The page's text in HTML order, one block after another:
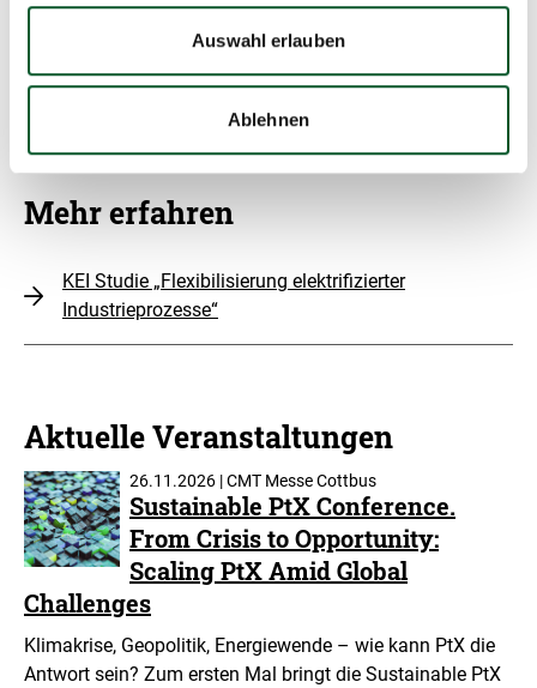
Auswahl erlauben
Ablehnen
E-Mail schreiben
Mehr erfahren
KEI Studie „Flexibilisierung elektrifizierter
Industrieprozesse“
Aktuelle Veranstaltungen
26.11.2026 | CMT Messe Cottbus
Sustainable PtX Conference.
From Crisis to Opportunity:
Scaling PtX Amid Global
Challenges
Klimakrise, Geopolitik, Energiewende – wie kann PtX die
Antwort sein? Zum ersten Mal bringt die Sustainable PtX